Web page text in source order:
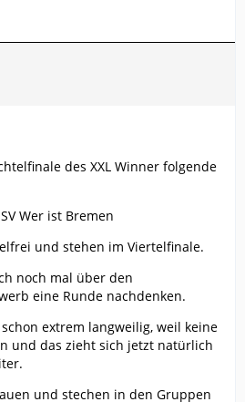
des XXL Winner folgende
Wer ist Bremen
und stehen im Viertelfinale.
noch mal über den
eine Runde nachdenken.
extrem langweilig, weil keine
und das zieht sich jetzt natürlich
und stechen in den Gruppen